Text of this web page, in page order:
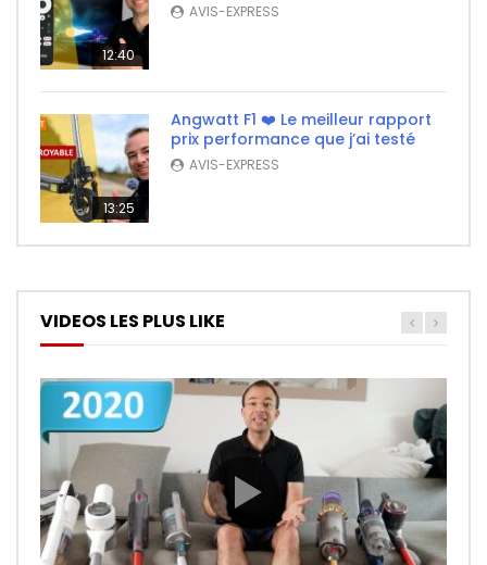
12:40
AVIS-EXPRESS
13:25
Angwatt F1 ❤️ Le meilleur rapport
prix performance que j’ai testé
AVIS-EXPRESS
VIDEOS LES PLUS LIKE